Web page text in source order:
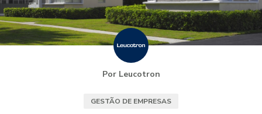
Por Leucotron
GESTÃO DE EMPRESAS